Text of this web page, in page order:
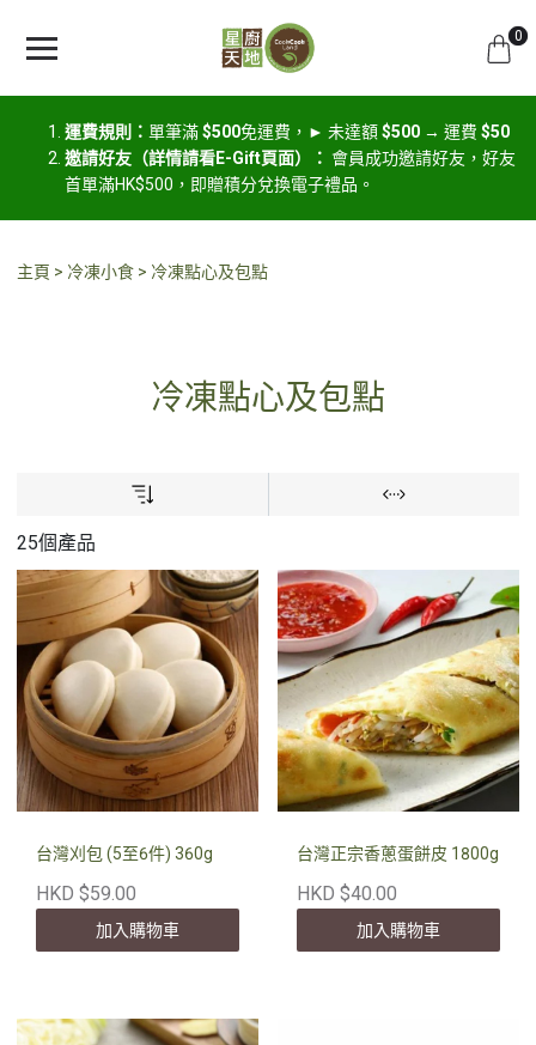
0
運費規則： 單筆滿$500免運費，► 未達額$500 → 運費 $50
邀請好友（詳情請看E-Gift頁面）： 會員成功邀請好友，好友
首單滿HK$500，即贈積分兌換電子禮品。
主頁 冷凍小食 冷凍點心及包點
冷凍點心及包點
25個產品
台灣刈包 (5至6件) 360g
HKD $59.00
加入購物車
台灣正宗香蔥蛋餅皮 1800g
HKD $40.00
加入購物車